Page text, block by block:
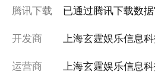
腾讯下载 已通过腾讯下载数
开发商 上海玄霆娱乐信息
运营商 上海玄霆娱乐信息